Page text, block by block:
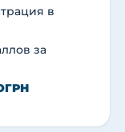
в
за